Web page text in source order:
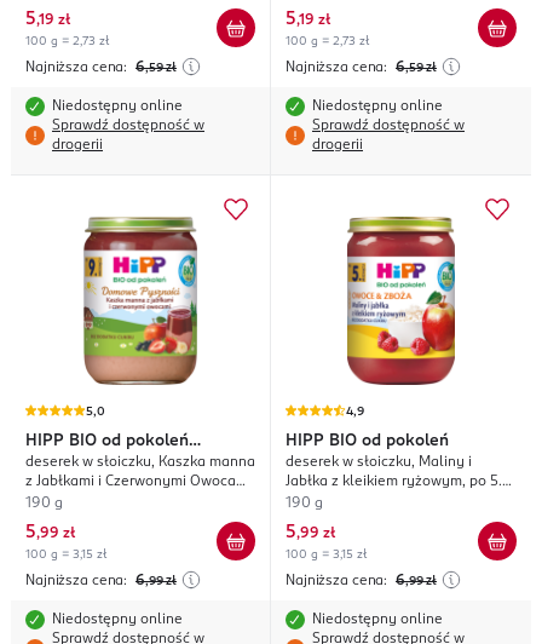
5,19 zł
100 g = 2,73 zł
Najniższa cena: 6,59 zł
Niedostępny online
Sprawdź dostępność w
drogerii
5,19 zł
100 g = 2,73 zł
Najniższa cena: 6,59 zł
Niedostępny online
Sprawdź dostępność w
drogerii
5,0
HIPP BIO od pokoleń
Domowe Pyszności
deserek w słoiczku, Kaszka manna
z Jabłkami i Czerwonymi Owocami,
po 9. m-cu życia
190 g
5,99 zł
100 g = 3,15 zł
Najniższa cena: 6,99 zł
Niedostępny online
Sprawdź dostępność w
4,9
HIPP BIO od pokoleń
deserek w słoiczku, Maliny i
Jabłka z kleikiem ryżowym, po 5.
m-cu życia
190 g
5,99 zł
100 g = 3,15 zł
Najniższa cena: 6,99 zł
Niedostępny online
Sprawdź dostępność w